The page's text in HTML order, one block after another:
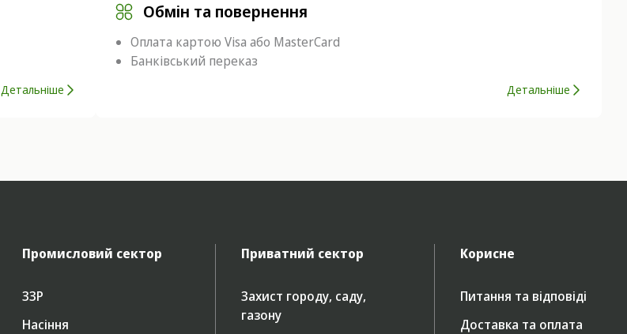
Детальніше
Обмін та повернення
Оплата картою Visa або MasterCard
Банківський переказ
Детальніше
Промисловий сектор
ЗЗР
Насіння
Приватний сектор
Захист городу, саду,
газону
Корисне
Питання та відповіді
Доставка та оплата